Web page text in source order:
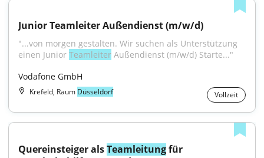
Junior Teamleiter Außendienst (m/w/d)
"...von mor­gen ge­stal­ten. Wir su­chen als Un­ter­stüt­zung
ei­nen Junior Teamleiter Außendienst (m/w/d) Starte..."
Vodafone GmbH
Krefeld, Raum Düsseldorf Vollzeit
Quereinsteiger als Teamleitung für